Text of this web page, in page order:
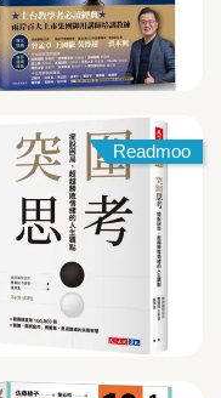
Readmoo